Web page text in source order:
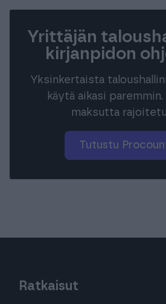
Yrittäjän
kirjanpidon
Yksinkertaista
käytä aikasi
maksutta
Tutustu
Ratkaisut